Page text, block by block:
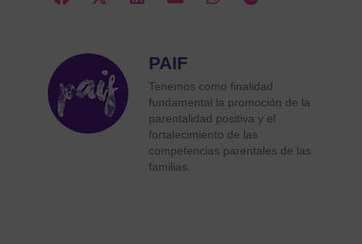
PAIF
Tenemos como finalidad
fundamental la promoción de la
parentalidad positiva y el
fortalecimiento de las
competencias parentales de las
familias.